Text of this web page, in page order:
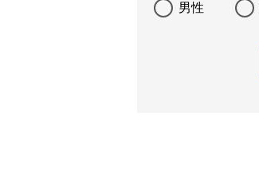
男性